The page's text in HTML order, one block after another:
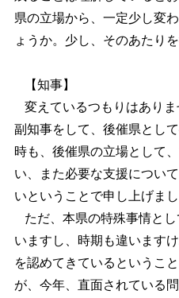
県の立場から、一定少し変
ょうか。少し、そのあたり
【知事】
変えているつもりはあり
副知事をして、後催県とし
時も、後催県の立場として
い、また必要な支援につい
いということで申し上げまし
ただ、本県の特殊事情と
いますし、時期も違います
を認めてきているというこ
が、今年、直面されている